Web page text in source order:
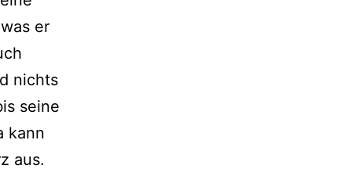
er
nichts
sei­ne
kann
aus.